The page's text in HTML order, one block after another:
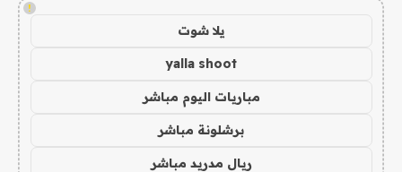
!
يلا شوت
yalla shoot
مباريات اليوم مباشر
برشلونة مباشر
ريال مدريد مباشر